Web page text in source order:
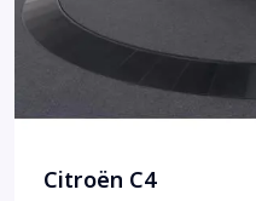
Citroën C4